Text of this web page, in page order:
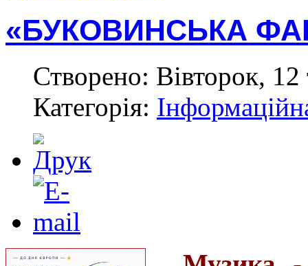
«БУКОВИНСЬКА
Створено: Вівторок,
Категорія: